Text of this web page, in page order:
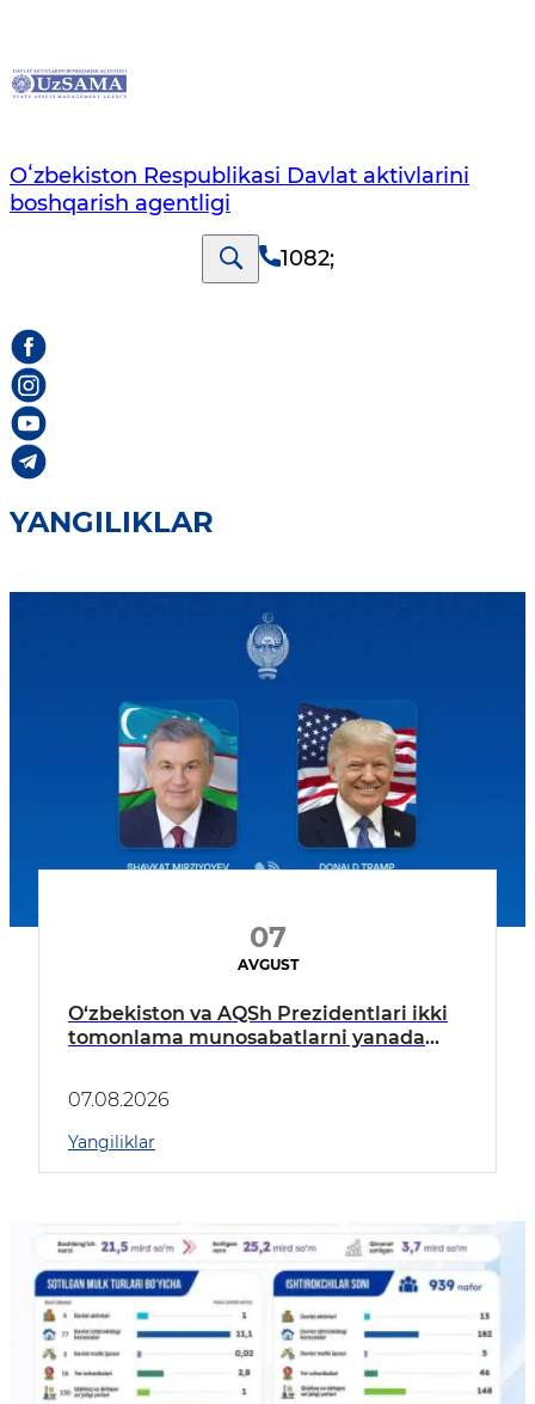
Oʻzbekiston Respublikasi Davlat aktivlarini
boshqarish agentligi
1082;
YANGILIKLAR
07
AVGUST
O‘zbekiston va AQSh Prezidentlari ikki
tomonlama munosabatlarni yanada
07.08.2026
Yangiliklar